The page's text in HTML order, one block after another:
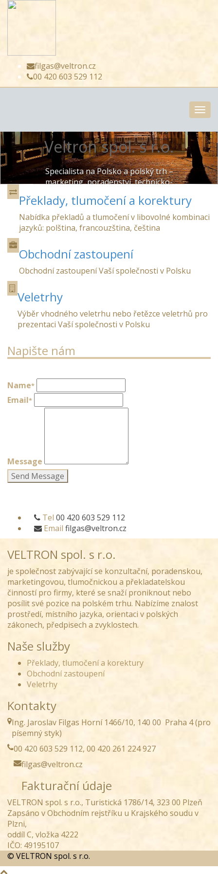
filgas@veltron.cz
00 420 603 529 112
Veltron spol. s r.o.
Specialista na Polsko a polský trh –
marketing, poradenství, technicko-
trhu, překlady a tlumočení, korektury
rodilými mluvčími, asistence, obchodní
zastupování
Překlady, tlumočení a korektury
Nabídka překladů a tlumočení v libovolné kombinaci
jazyků: polština, francouzština, čeština
Obchodní zastoupení
Obchodní zastoupení Vaší společnosti v Polsku
Veletrhy
Výběr vhodného veletrhu nebo řetězce veletrhů pro
prezentaci Vaší společnosti v Polsku
Napište nám
Name*
Email*
Message
Send Message
Tel 00 420 603 529 112
Email filgas@veltron.cz
VELTRON spol. s r.o.
je společnost zabývající se konzultační, poradenskou,
marketingovou, tlumočnickou a překladatelskou
činností pro firmy, které se snaží proniknout nebo
posílit své pozice na polském trhu. Nabízíme znalost
prostředí, místního jazyka, orientaci v polských
zákonech, předpisech a zvyklostech.
Naše služby
Překlady, tlumočení a korektury
Obchodní zastoupení
Veletrhy
Kontakty
Ing. Jaroslav Filgas Horní 1466/10, 140 00 Praha 4 (pro
písemný styk)
00 420 603 529 112, 00 420 261 224 927
filgas@veltron.cz
Fakturační údaje
VELTRON spol. s r.o., Turistická 1786/14, 323 00 Plzeň
Zapsáno v Obchodním rejstříku u Krajského soudu v
Plzni,
oddíl C, vložka 4222
IČO: 49195107
© VELTRON spol. s r.o.